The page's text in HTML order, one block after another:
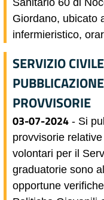
Sanitario 60 di
Giordano, ubicato
infermieristico,
SERVIZIO
PROVVISORIE
03-07-2024 - Si
provvisorie
volontari per il
graduatorie sono
opportune